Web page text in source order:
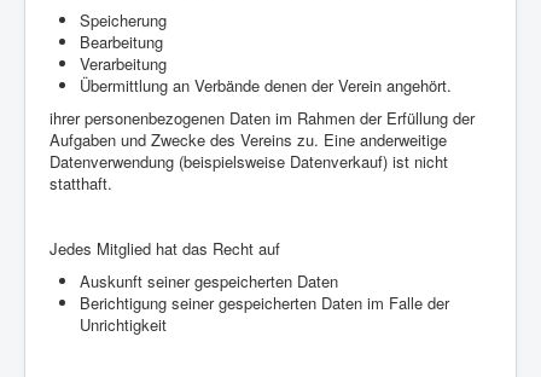
Speicherung
Bearbeitung
Verarbeitung
Übermittlung an Verbände denen der Verein angehört.
ihrer personenbezogenen Daten im Rahmen der Erfüllung der
Aufgaben und Zwecke des Vereins zu. Eine anderweitige
Datenverwendung (beispielsweise Datenverkauf) ist nicht
statthaft.
Jedes Mitglied hat das Recht auf
Auskunft seiner gespeicherten Daten
Berichtigung seiner gespeicherten Daten im Falle der
Unrichtigkeit